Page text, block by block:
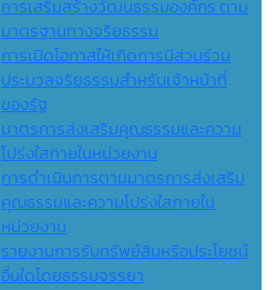
การเสริมสร้างวัฒนธรรมองค์กร ตาม
มาตรฐานทางจริยธรรม
การเปิดโอกาสให้เกิดการมีส่วนร่วม
ประมวลจริยธรรมสำหรับเจ้าหน้าที่
ของรัฐ
มาตรการส่งเสริมคุณธรรมและความ
โปร่งใสภายในหน่วยงาน
การดำเนินการตามมาตรการส่งเสริม
คุณธรรมและความโปร่งใสภายใน
หน่วยงาน
รายงานการรับทรัพย์สินหรือประโยชน์
อื่นใดโดยธรรมจรรยา